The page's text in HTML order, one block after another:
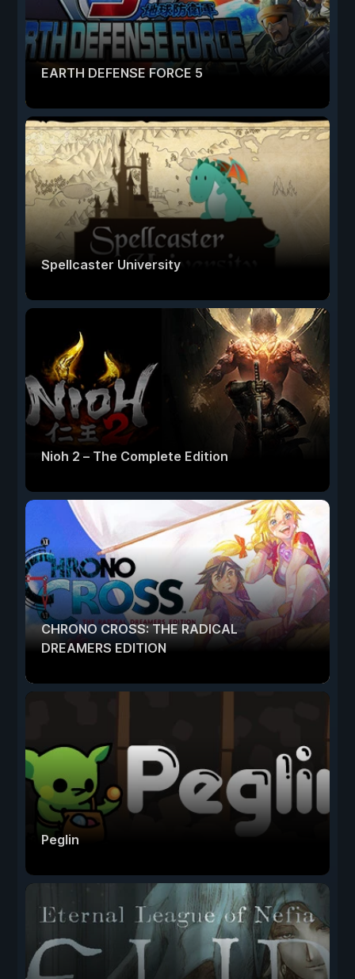
EARTH DEFENSE FORCE 5
Spellcaster University
Nioh 2 – The Complete Edition
CHRONO CROSS: THE RADICAL
DREAMERS EDITION
Peglin